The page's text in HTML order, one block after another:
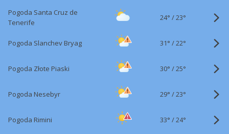
Pogoda Santa Cruz de
Tenerife
24° /23°
Pogoda Slanchev Bryag 31° /22°
Pogoda Złote Piaski 30° /25°
Pogoda Nesebyr 29° /23°
Pogoda Rimini 33° /24°